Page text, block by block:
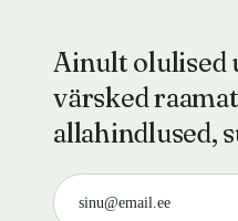
Ainult olulised
värsked
allahindlused,